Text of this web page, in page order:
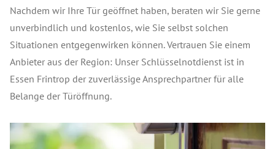
Nachdem wir Ihre Tür geöffnet haben, beraten wir Sie gerne
unverbindlich und kostenlos, wie Sie selbst solchen
Situationen entgegenwirken können. Vertrauen Sie einem
Anbieter aus der Region: Unser Schlüsselnotdienst ist in
Essen Frintrop der zuverlässige Ansprechpartner für alle
Belange der Türöffnung.